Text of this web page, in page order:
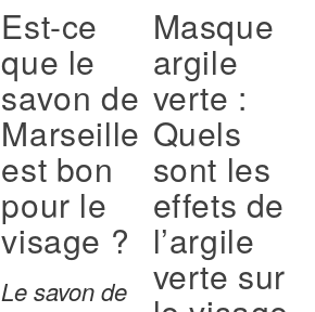
Est-ce
que le
savon de
Marseille
est bon
pour le
visage ?
Le savon de
Masque
argile
verte :
Quels
sont les
effets de
l’argile
verte sur